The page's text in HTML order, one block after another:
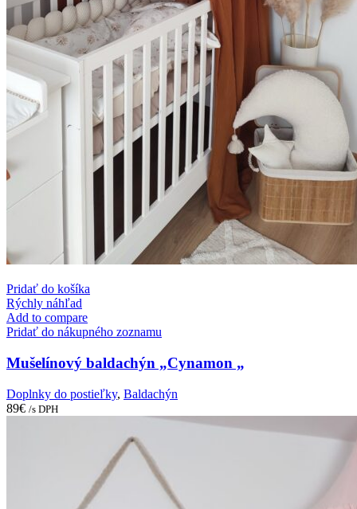
Pridať do košíka
Rýchly náhľad
Add to compare
Pridať do nákupného zoznamu
Mušelínový baldachýn „Cynamon „
Doplnky do postieľky, Baldachýn
89€ /s DPH